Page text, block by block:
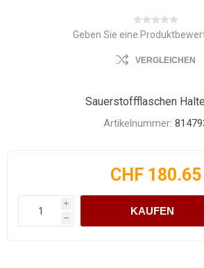
Geben Sie eine
VERGLEICHEN
Sauerstoffflaschen
Artikelnummer:
CHF 180.65
i
h
KAUFEN